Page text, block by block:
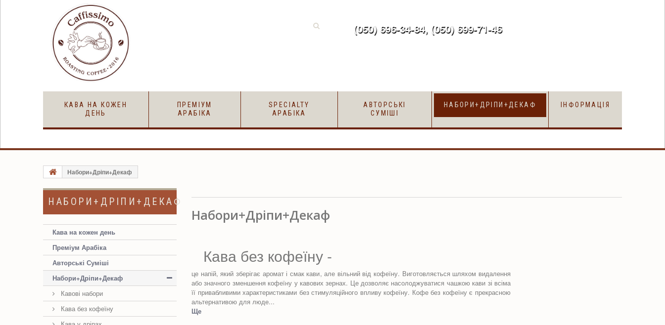
(050) 696-34-84, (050) 699-71-46
КАВА НА КОЖЕН
ДЕНЬ
ПРЕМІУМ
АРАБІКА
SPECIALTY
АРАБІКА
АВТОРСЬКІ
СУМІШІ
НАБОРИ+ДРІПИ+ДЕКАФ ІНФОРМАЦІЯ
Набори+Дріпи+Декаф
НАБОРИ+ДРІПИ+ДЕКАФ
Кава на кожен день
Преміум Арабіка
Авторські Суміші
Набори+Дріпи+Декаф
Кавові набори
Кава без кофеїну
Набори+Дріпи+Декаф
Кава без кофеїну -
це напій, який зберігає аромат і смак кави, але вільний від кофеїну. Виготовляється шляхом видалення
або значного зменшення кофеїну у кавових зернах. Це дозволяє насолоджуватися чашкою кави зі всіма
її привабливими характеристиками без стимуляційного впливу кофеїну. Кофе без кофеїну є прекрасною
альтернативою для люде...
Ще